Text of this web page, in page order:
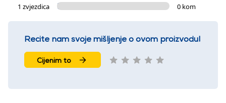
1 zvjezdica
0 kom
Recite nam svoje mišljenje o ovom proizvodu!
Cijenim to